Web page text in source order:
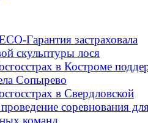
Гарантия застраховала
скульптуры лося
в Костроме
Сопырево
в Свердловской
соревнования
команд